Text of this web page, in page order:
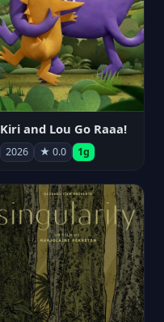
Kiri and Lou Go Raaa!
2026 ★ 0.0 1g